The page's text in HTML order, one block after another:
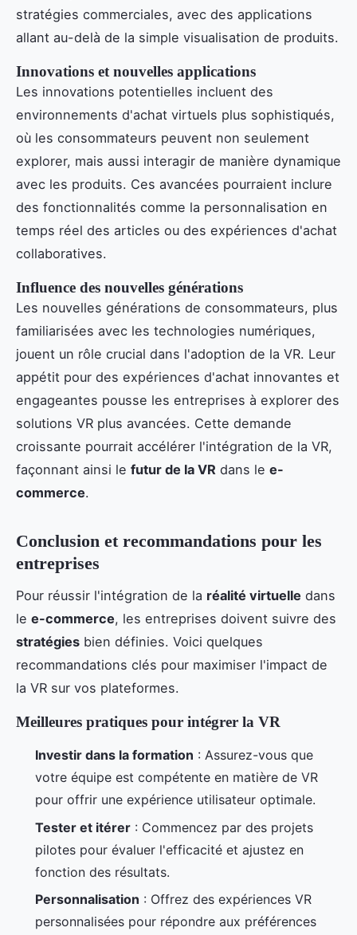
stratégies commerciales, avec des applications
allant au-delà de la simple visualisation de produits.
Innovations et nouvelles applications
Les innovations potentielles incluent des
environnements d'achat virtuels plus sophistiqués,
où les consommateurs peuvent non seulement
explorer, mais aussi interagir de manière dynamique
avec les produits. Ces avancées pourraient inclure
des fonctionnalités comme la personnalisation en
temps réel des articles ou des expériences d'achat
collaboratives.
Influence des nouvelles générations
Les nouvelles générations de consommateurs, plus
familiarisées avec les technologies numériques,
jouent un rôle crucial dans l'adoption de la VR. Leur
appétit pour des expériences d'achat innovantes et
engageantes pousse les entreprises à explorer des
solutions VR plus avancées. Cette demande
croissante pourrait accélérer l'intégration de la VR,
façonnant ainsi le futur de la VR dans le e-
commerce.
Conclusion et recommandations pour les
entreprises
Pour réussir l'intégration de la réalité virtuelle dans
le e-commerce, les entreprises doivent suivre des
stratégies bien définies. Voici quelques
recommandations clés pour maximiser l'impact de
la VR sur vos plateformes.
Meilleures pratiques pour intégrer la VR
Investir dans la formation : Assurez-vous que
votre équipe est compétente en matière de VR
pour offrir une expérience utilisateur optimale.
Tester et itérer : Commencez par des projets
pilotes pour évaluer l'efficacité et ajustez en
fonction des résultats.
Personnalisation : Offrez des expériences VR
personnalisées pour répondre aux préférences